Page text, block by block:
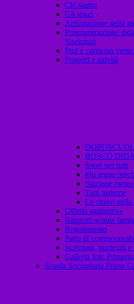
Chi siamo
Gli spazi
Articolazione della
Programmazione
Nazionali
Ptof e curricolo
Progetti e attività
BOSCO
Sport per tutti
#Io leggo
Stazione
Tutti insieme
Le chiavi della
Offerta aggiuntiva
Rapporti scuola
Regolamento
Patto di
Iscrizioni, punteggi e
Galleria foto Primaria
Scuola Secondaria Primo